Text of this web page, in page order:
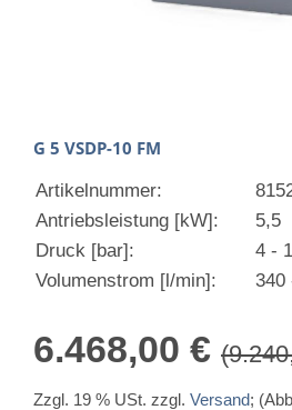
G 5 VSDP-10 FM
Artikelnummer:
Antriebsleistung [kW]:
5,5
Druck [bar]:
4 -
Volumenstrom [l/min]:
340
6.468,00 €
Zzgl. 19 % USt. zzgl. Versand;